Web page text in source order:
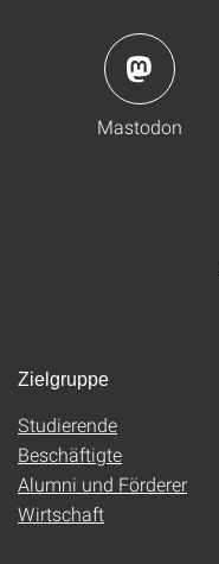
Mastodon
Zielgruppe
Studierende
Beschäftigte
Alumni und Förderer
Wirtschaft